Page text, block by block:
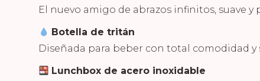
El nuevo amigo de abrazos infinitos, suave
Botella de tritán
Diseñada para beber con total comodidad
Lunchbox de acero inoxidable